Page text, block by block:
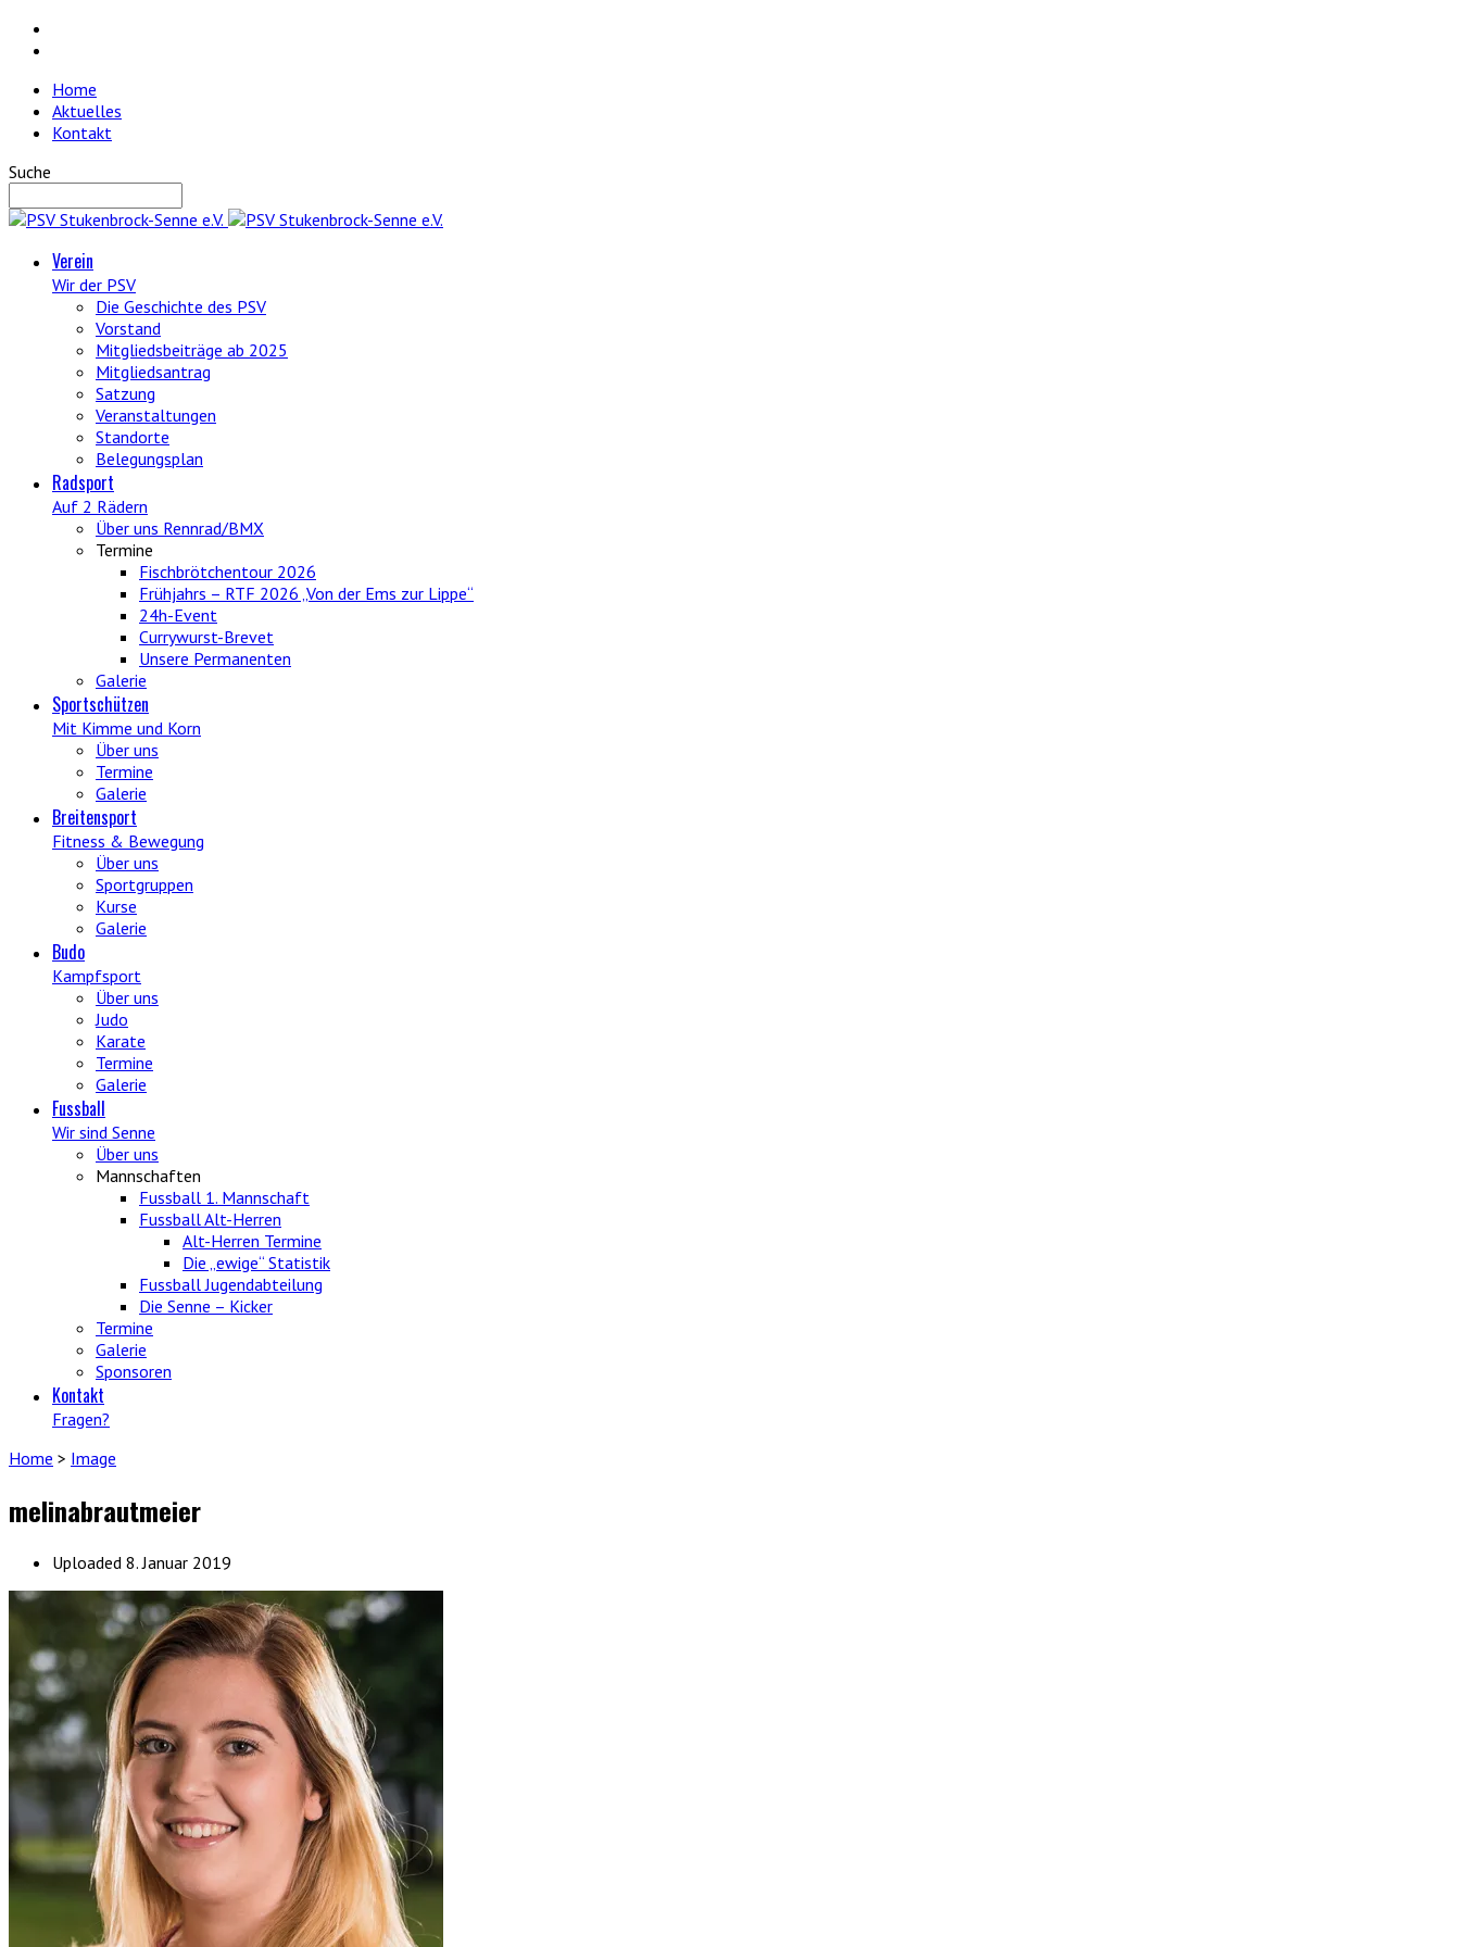
Home
Aktuelles
Kontakt
Suche
Verein
Wir der PSV
Die Geschichte des PSV
Vorstand
Mitgliedsbeiträge ab 2025
Mitgliedsantrag
Satzung
Veranstaltungen
Standorte
Belegungsplan
Radsport
Auf 2 Rädern
Über uns Rennrad/BMX
Termine
Fischbrötchentour 2026
Frühjahrs – RTF 2026 „Von der Ems zur Lippe“
24h-Event
Currywurst-Brevet
Unsere Permanenten
Galerie
Sportschützen
Mit Kimme und Korn
Über uns
Termine
Galerie
Breitensport
Fitness & Bewegung
Über uns
Sportgruppen
Kurse
Galerie
Budo
Kampfsport
Über uns
Judo
Karate
Termine
Galerie
Fussball
Wir sind Senne
Über uns
Mannschaften
Fussball 1. Mannschaft
Fussball Alt-Herren
Alt-Herren Termine
Die „ewige“ Statistik
Fussball Jugendabteilung
Die Senne – Kicker
Termine
Galerie
Sponsoren
Kontakt
Fragen?
Home > Image
melinabrautmeier
Uploaded 8. Januar 2019